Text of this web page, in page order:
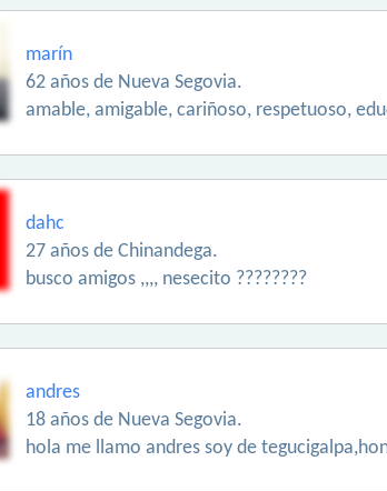
marín
62 años de Nueva Segovia.
amable, amigable, cariñoso, respetuoso,
dahc
27 años de Chinandega.
busco amigos ,,,, nesecito ????????
andres
18 años de Nueva Segovia.
hola me llamo andres soy de